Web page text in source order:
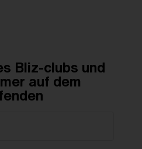
Bliz-clubs und
auf dem